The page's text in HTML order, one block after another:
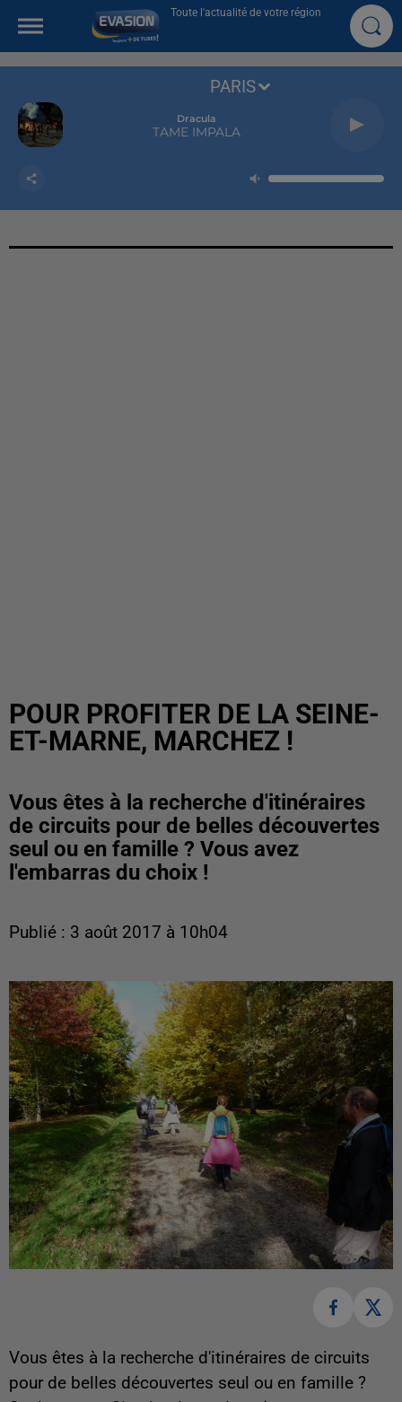
Toute l'actualité de votre région
Dracula
TAME IMPALA
PARIS
POUR PROFITER DE LA SEINE-
ET-MARNE, MARCHEZ !
Vous êtes à la recherche d'itinéraires
de circuits pour de belles découvertes
seul ou en famille ? Vous avez
l'embarras du choix !
Publié : 3 août 2017 à 10h04
Vous êtes à la recherche d'itinéraires de circuits
pour de belles découvertes seul ou en famille ?